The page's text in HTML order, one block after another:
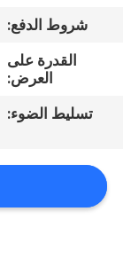
اطلب
شروط الدفع:
القدرة على
العرض:
تسليط الضوء: